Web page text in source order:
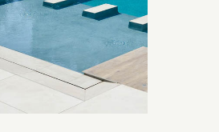
miroir, couloir de nage, plage
débordement.